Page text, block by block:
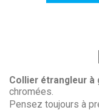
Collier étrangleur à
chromées.
Pensez toujours à